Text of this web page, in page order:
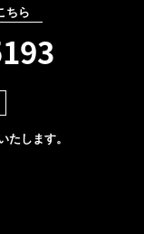
ちら
たします。